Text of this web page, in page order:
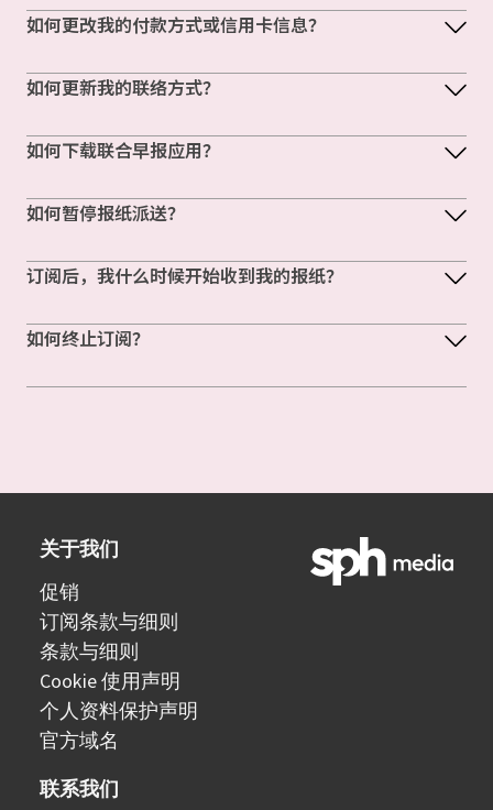
如何更改我的付款方式或信用卡信息？
如何更新我的联络方式？
如何下载联合早报应用？
如何暂停报纸派送？
订阅后，我什么时候开始收到我的报纸？
如何终止订阅？
关于我们
促销
订阅条款与细则
条款与细则
Cookie 使用声明
个人资料保护声明
官方域名
联系我们